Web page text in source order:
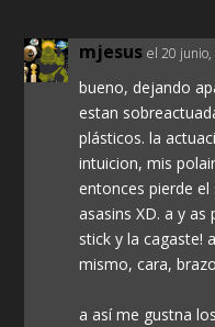
mjesus el 20
bueno, dejando
estan
plásticos. la
intuicion, mis
entonces pierde
asasins XD. a y
stick y la cagaste!
mismo, cara,
a así me gustna